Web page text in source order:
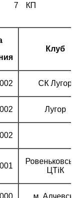
км 7 КП
Клуб
СК Лугор
Лугор
ЦТіК
м.